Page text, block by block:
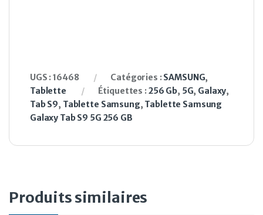
UGS :16468 Catégories :SAMSUNG,
Tablette
Étiquettes :256 Gb, 5G, Galaxy,
Tab S9, Tablette Samsung, Tablette Samsung
Galaxy Tab S9 5G 256 GB
Produits similaires